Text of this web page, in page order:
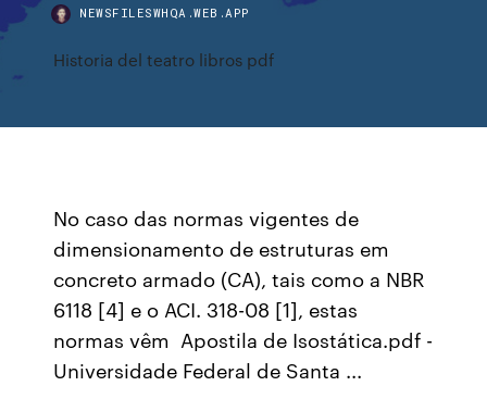
NEWSFILESWHQA.WEB.APP
Historia del teatro libros pdf
No caso das normas vigentes de
dimensionamento de estruturas em
concreto armado (CA), tais como a NBR
6118 [4] e o ACI. 318-08 [1], estas
normas vêm Apostila de Isostática.pdf -
Universidade Federal de Santa ...